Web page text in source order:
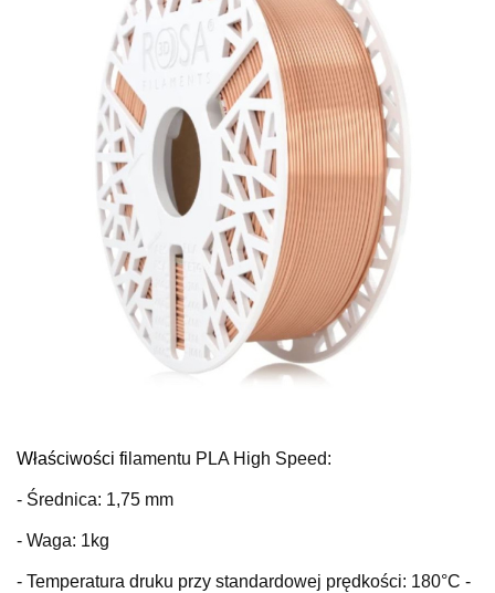
Właściwości fi lamentu PLA High Speed:
- Średnica: 1,75 mm
- Waga: 1kg
- Temperatura druku przy standardowej prędkości: 180°C -